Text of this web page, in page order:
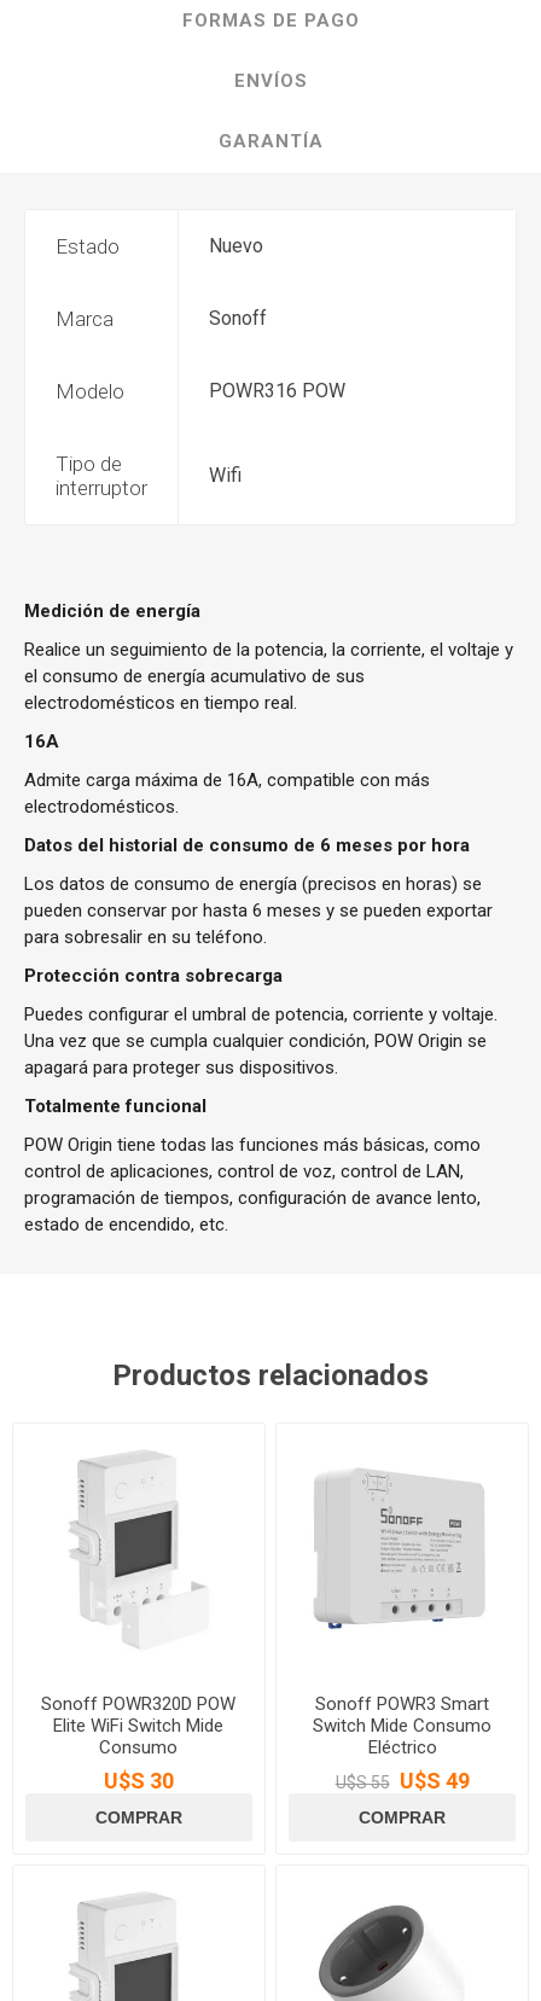
FORMAS DE PAGO
ENVÍOS
GARANTÍA
Estado Nuevo
Marca Sonoff
Modelo POWR316 POW
Tipo de
interruptor
Wifi
Medición de energía
Realice un seguimiento de la potencia, la corriente, el voltaje y
el consumo de energía acumulativo de sus
electrodomésticos en tiempo real.
16A
Admite carga máxima de 16A, compatible con más
electrodomésticos.
Datos del historial de consumo de 6 meses por hora
Los datos de consumo de energía (precisos en horas) se
pueden conservar por hasta 6 meses y se pueden exportar
para sobresalir en su teléfono.
Protección contra sobrecarga
Puedes configurar el umbral de potencia, corriente y voltaje.
Una vez que se cumpla cualquier condición, POW Origin se
apagará para proteger sus dispositivos.
Totalmente funcional
POW Origin tiene todas las funciones más básicas, como
control de aplicaciones, control de voz, control de LAN,
programación de tiempos, configuración de avance lento,
estado de encendido, etc.
Productos relacionados
Sonoff POWR320D POW
Elite WiFi Switch Mide
Consumo
U$S 30
Sonoff POWR3 Smart
Switch Mide Consumo
Eléctrico
U$S 55 U$S 49